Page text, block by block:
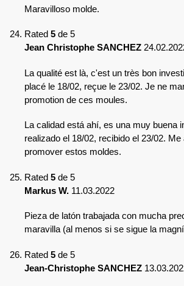
Maravilloso molde.
Rated 5 de 5
Jean Christophe SANCHEZ
La qualité est là, c'est un très bon
placé le 18/02, reçue le 23/02. Je ne
promotion de ces moules.
La calidad está ahí, es una muy buena
realizado el 18/02, recibido el 23/02.
promover estos moldes.
Rated 5 de 5
Markus W. 11.03.2022
Pieza de latón trabajada con mucha
maravilla (al menos si se sigue la
Rated 5 de 5
Jean-Christophe SANCHEZ